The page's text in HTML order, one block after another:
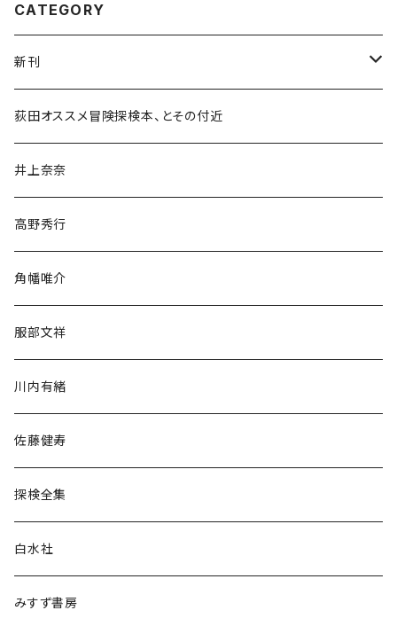
CATEGORY
新刊
和書
文学・小説・物語
随筆・ノンフィクション・その他
民族・風習
言語・ことば
荻田オススメ冒険探検本、とその付近
井上奈奈
高野秀行
角幡唯介
服部文祥
川内有緒
佐藤健寿
探検全集
白水社
みすず書房